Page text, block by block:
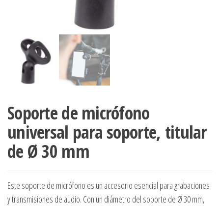
Soporte de micrófono
universal para soporte, titular
de Ø 30 mm
Este soporte de micrófono es un accesorio esencial para grabaciones
y transmisiones de audio. Con un diámetro del soporte de Ø 30 mm,